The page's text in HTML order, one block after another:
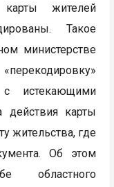
жителей
Такое
министерстве
истекающими
действия карты
жительства, где
Об этом
областного